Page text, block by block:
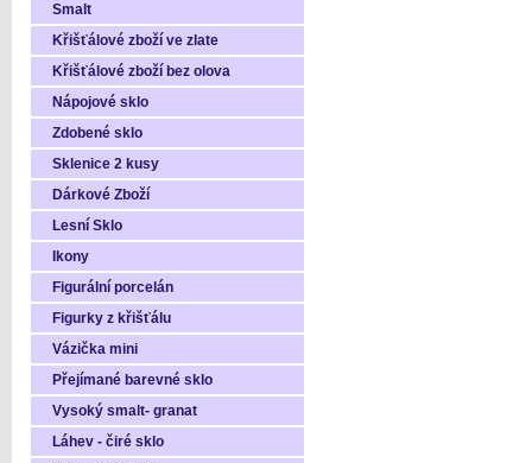
Smalt
Křišťálové zboží ve zlate
Křišťálové zboží bez olova
Nápojové sklo
Zdobené sklo
Sklenice 2 kusy
Dárkové Zboží
Lesní Sklo
Ikony
Figurální porcelán
Figurky z křišťálu
Vázička mini
Přejímané barevné sklo
Vysoký smalt- granat
Láhev - čiré sklo